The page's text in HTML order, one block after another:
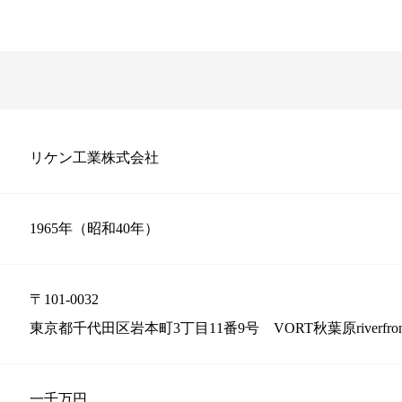
リケン工業株式会社
1965年（昭和40年）
〒101-0032
東京都千代田区岩本町3丁目11番9号 VORT秋葉原
一千万円